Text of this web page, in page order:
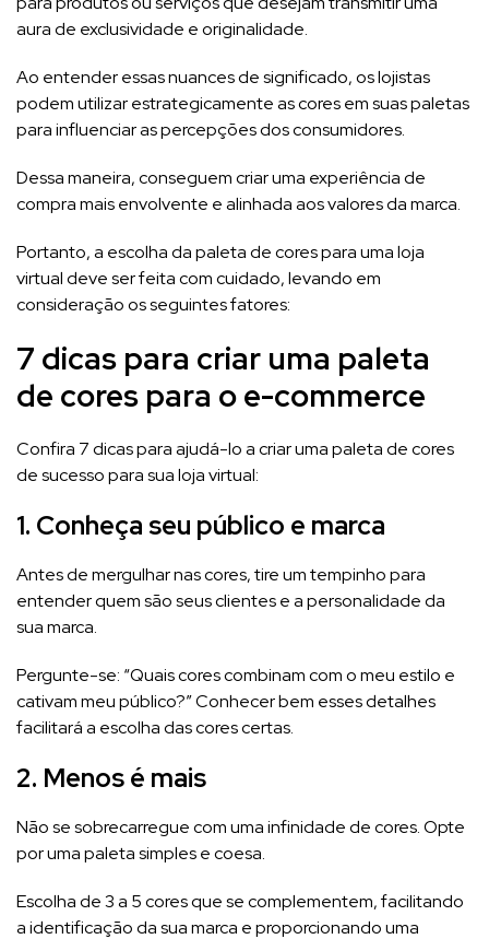
aura de exclusividade e originalidade.
Ao entender essas nuances de significado, os lojistas
podem utilizar estrategicamente as cores em suas paletas
para influenciar as percepções dos consumidores.
Dessa maneira, conseguem criar uma experiência de
compra mais envolvente e alinhada aos valores da marca.
Portanto, a escolha da paleta de cores para uma loja
virtual deve ser feita com cuidado, levando em
consideração os seguintes fatores:
7 dicas para criar uma paleta
de cores para o e-commerce
Confira 7 dicas para ajudá-lo a criar uma paleta de cores
de sucesso para sua loja virtual:
1. Conheça seu público e marca
Antes de mergulhar nas cores, tire um tempinho para
entender quem são seus clientes e a personalidade da
sua marca.
Pergunte-se: “Quais cores combinam com o meu estilo e
cativam meu público?” Conhecer bem esses detalhes
facilitará a escolha das cores certas.
2. Menos é mais
Não se sobrecarregue com uma infinidade de cores. Opte
por uma paleta simples e coesa.
Escolha de 3 a 5 cores que se complementem, facilitando
a identificação da sua marca e proporcionando uma